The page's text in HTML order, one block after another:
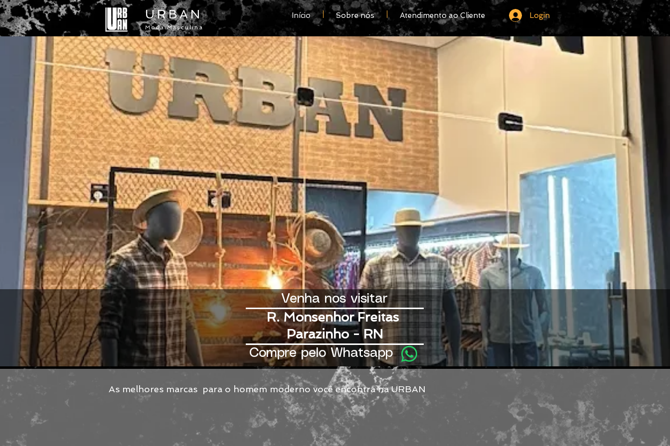
URBAN
Moda Masculina
Início Sobre nós Atendimento ao Cliente Login
Venha nos visitar
R. Monsenhor Freitas
Parazinho - RN
Compre pelo Whatsapp
As melhores marcas para o homem moderno você encontra na URBAN